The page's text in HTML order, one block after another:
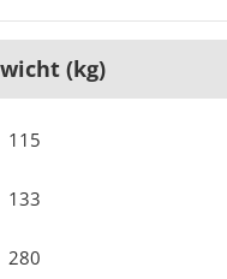
(kg)
115
133
280